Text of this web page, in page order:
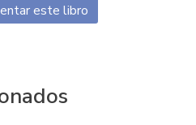
este libro